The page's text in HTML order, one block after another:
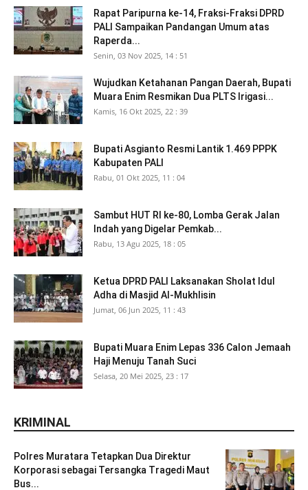
Rapat Paripurna ke-14, Fraksi-Fraksi DPRD
PALI Sampaikan Pandangan Umum atas
Raperda...
Senin, 03 Nov 2025, 14 : 51
Wujudkan Ketahanan Pangan Daerah, Bupati
Muara Enim Resmikan Dua PLTS Irigasi...
Kamis, 16 Okt 2025, 22 : 39
Bupati Asgianto Resmi Lantik 1.469 PPPK
Kabupaten PALI
Rabu, 01 Okt 2025, 11 : 04
Sambut HUT RI ke-80, Lomba Gerak Jalan
Indah yang Digelar Pemkab...
Rabu, 13 Agu 2025, 18 : 05
Ketua DPRD PALI Laksanakan Sholat Idul
Adha di Masjid Al-Mukhlisin
Jumat, 06 Jun 2025, 11 : 43
Bupati Muara Enim Lepas 336 Calon Jemaah
Haji Menuju Tanah Suci
Selasa, 20 Mei 2025, 23 : 17
KRIMINAL
Polres Muratara Tetapkan Dua Direktur
Korporasi sebagai Tersangka Tragedi Maut
Bus...